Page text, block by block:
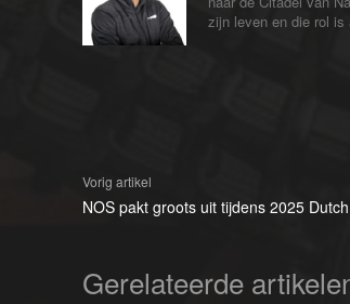
zijn leven en die rol is
Vorig artikel
NOS pakt groots uit tijdens 2025
Gerelateerde